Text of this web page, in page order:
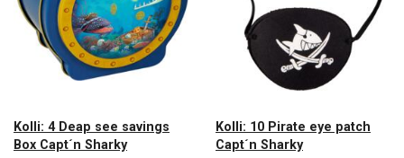
Kolli: 4 Deap see savings
Box Capt´n Sharky
Kolli: 10 Pirate eye patch
Capt´n Sharky